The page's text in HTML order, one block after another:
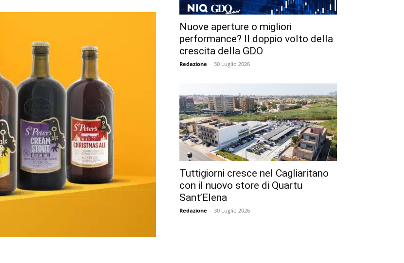
Nuove aperture o migliori
performance? Il doppio volto della
crescita della GDO
Redazione - 30 Luglio 2026
Tuttigiorni cresce nel Cagliaritano
con il nuovo store di Quartu
Sant’Elena
Redazione - 30 Luglio 2026